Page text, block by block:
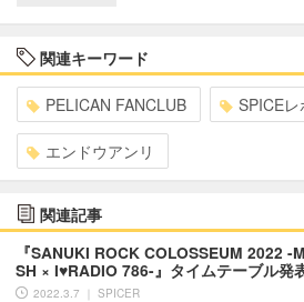
関連キーワード
PELICAN FANCLUB SPICEレ
エンドウアンリ
関連記事
『SANUKI ROCK COLOSSEUM 2022 -
SH × I♥RADIO 786-』タイムテーブル発
2022.3.7 ｜ SPICER